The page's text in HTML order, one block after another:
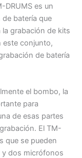
DRUMS es un
batería que
grabación de kits
este conjunto,
de batería
el bombo, la
para
de esas partes
El TM-
que se pueden
y dos micrófonos